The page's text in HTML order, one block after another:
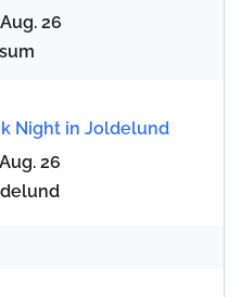
26
Night in Joldelund
26